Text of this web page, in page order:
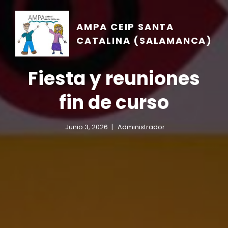
AMPA CEIP SANTA
CATALINA (SALAMANCA)
Fiesta y reuniones
fin de curso
Junio 3, 2026 Administrador